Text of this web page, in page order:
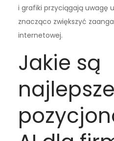
i grafiki przyciągają uwagę
znacząco zwiększyć
internetowej.
Jakie są